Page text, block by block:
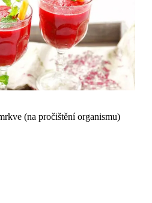
(na pročištění organismu)